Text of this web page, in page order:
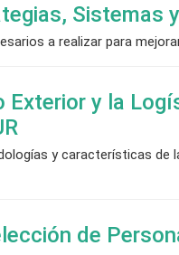
Sistemas
a realizar para
Exterior y la
y características de
de